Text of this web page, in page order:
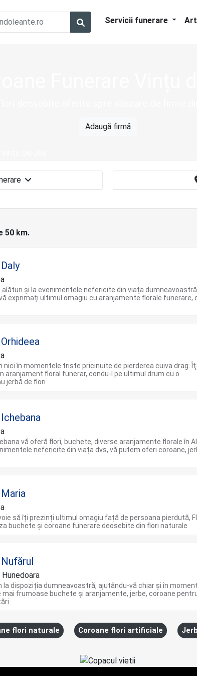
Servicii funerare
Adaugă firmă
50 km.
și la evenimentele nefericite din viața
exprimați ultimul omagiu cu aranjamente florale funerare,
nici în momentele triste pricinuite de pierderea cuiva drag. Îţi
aranjament floral funerar, condu-l pe ultimul drum cu o
jerbă de flori
vă oferă flori, buchete, diverse aranjamente florale în
nefericite din viața dvs, vă putem oferi coroane,
să îți prezinți ultimul omagiu față de persoana pierdută,
buchete și coroane funerare deosebite din flori naturale
la dispoziția dumneavoastră, ajutându-vă chiar şi în
mai frumoase buchete și aranjamente, jerbe, coroane
flori naturale Coroane flori artificiale